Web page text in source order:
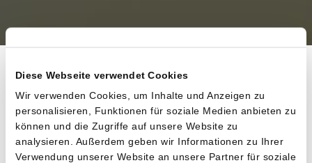
Diese Webseite verwendet Cookies
Wir verwenden Cookies, um Inhalte und Anzeigen zu
personalisieren, Funktionen für soziale Medien anbieten zu
können und die Zugriffe auf unsere Website zu
analysieren. Außerdem geben wir Informationen zu Ihrer
Verwendung unserer Website an unsere Partner für soziale
Auszug aus unseren TYPO3 Content-
Management Leistungen
Ennepe-Ruhr-Kreis